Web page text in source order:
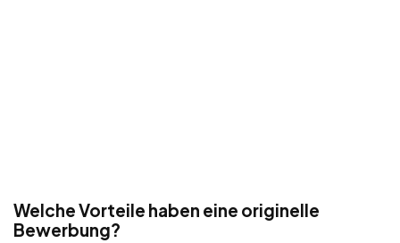
Welche Vorteile haben eine originelle
Bewerbung?